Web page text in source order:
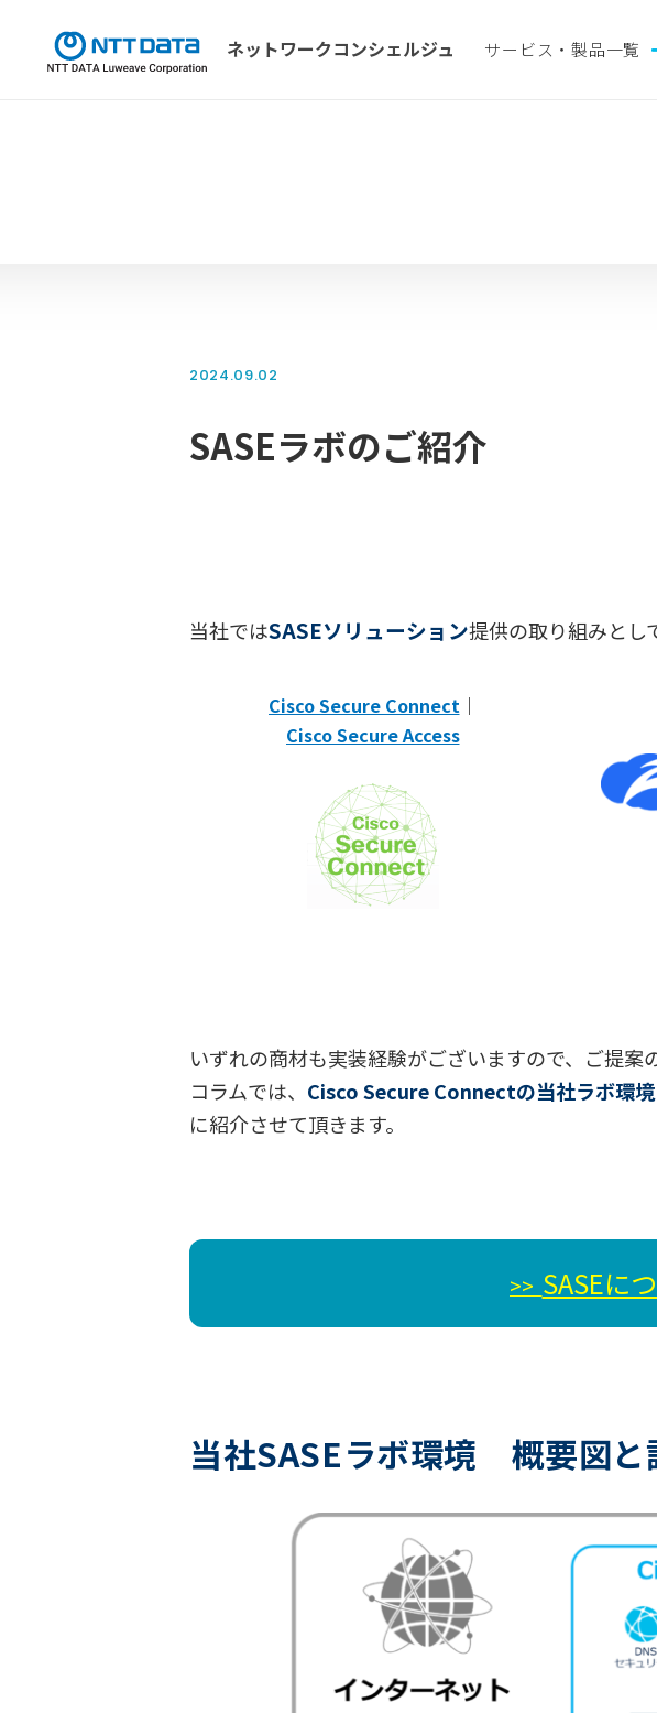
ネットワークコンシェルジュ サービス・製品一覧
2024.09.02
SASEラボのご紹介
当社ではSASEソリューション提供の取り組みとし
Cisco Secure Connect｜
Cisco Secure Access
いずれの商材も実装経験がございますので、ご提案
コラムでは、 Cisco Secure Connectの当社ラボ環境
に紹介させて頂きます。
>> SASEに
当社SASEラボ環境 概要図と